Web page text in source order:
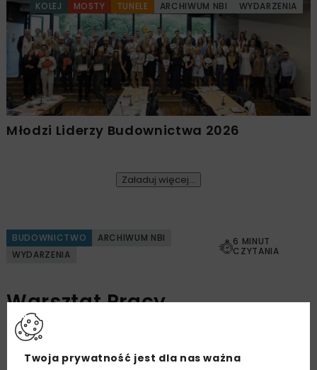
KOLEJ MOSTY TUNELE ARCHIWUM NBI WYDARZENIA
Młodzi Liderzy Budownictwa 2026
Załaduj więcej...
BUDOWNICTWO
ARCHIWUM NBI
WYDARZENIA
6 MINUT
CZYTANIA
Warsztat Pracy
Rzeczoznawcy Budowlanego
2022
Twoja prywatność jest dla nas ważna